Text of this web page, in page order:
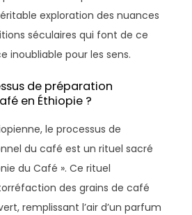
exploration des nuances
séculaires qui font de ce
inoubliable pour les sens.
de préparation
en Éthiopie ?
le processus de
du café est un rituel sacré
du Café ». Ce rituel
des grains de café
remplissant l’air d’un parfum